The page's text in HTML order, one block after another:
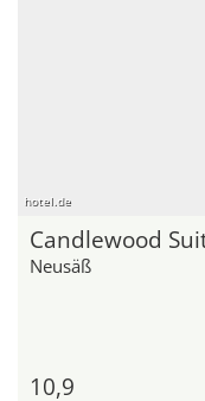
hotel.de
Candlewood
Neusäß
10,9